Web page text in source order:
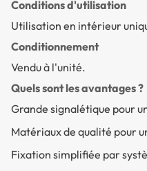
Conditions d'utilisation
Utilisation en intérieur
Conditionnement
Vendu à l'unité.
Quels sont les avantages ?
Grande signalétique pour
Matériaux de qualité pour
Fixation simplifiée par